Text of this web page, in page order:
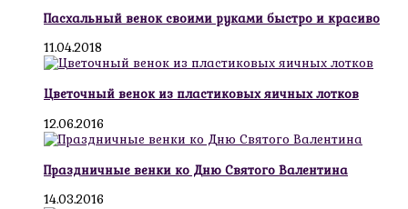
Пасхальный венок своими руками быстро и красиво
11.04.2018
Цветочный венок из пластиковых яичных лотков
12.06.2016
Праздничные венки ко Дню Святого Валентина
14.03.2016